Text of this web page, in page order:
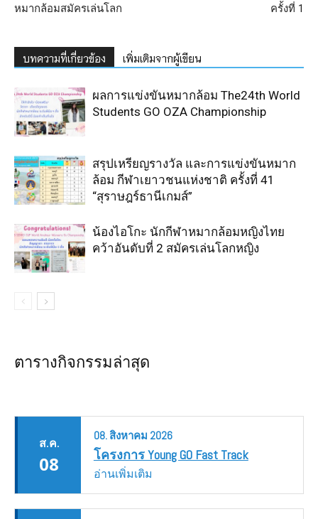
หมากล้อมสมัครเล่นโลก ครั้งที่ 1
บทความที่เกี่ยวข้อง เพิ่มเติมจากผู้เขียน
ผลการแข่งขันหมากล้อม The24th World
Students GO OZA Championship
สรุปเหรียญรางวัล และการแข่งขันหมาก
ล้อม กีฬาเยาวชนแห่งชาติ ครั้งที่ 41
“สุราษฎร์ธานีเกมส์”
น้องไอโกะ นักกีฬาหมากล้อมหญิงไทย
คว้าอันดับที่ 2 สมัครเล่นโลกหญิง
ตารางกิจกรรมล่าสุด
ส.ค.
08
08.สิงหาคม 2026
โครงการ Young GO Fast Track
อ่านเพิ่มเติม